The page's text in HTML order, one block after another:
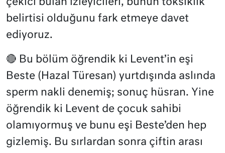
çekici bulan izleyicileri, bunun toksiklik
belirtisi olduğunu fark etmeye davet
ediyoruz.
🔴 Bu bölüm öğrendik ki Levent’in eşi
Beste (Hazal Türesan) yurtdışında aslında
sperm nakli denemiş; sonuç hüsran. Yine
öğrendik ki Levent de çocuk sahibi
olamıyormuş ve bunu eşi Beste’den hep
gizlemiş. Bu sırlardan sonra çiftin arası